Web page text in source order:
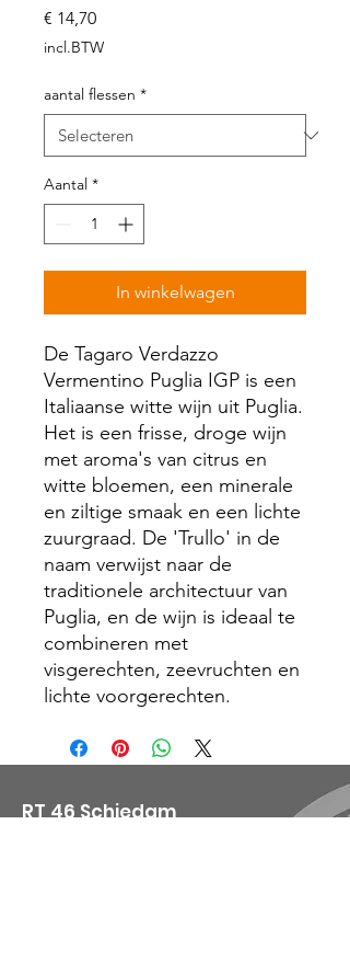
€ 14,70Prijs
incl.BTW
aantal flessen *
Aantal *
In winkelwagen
De Tagaro Verdazzo
Vermentino Puglia IGP is een
Italiaanse witte wijn uit Puglia.
Het is een frisse, droge wijn
met aroma's van citrus en
witte bloemen, een minerale
en ziltige smaak en een lichte
zuurgraad. De 'Trullo' in de
naam verwijst naar de
traditionele architectuur van
Puglia, en de wijn is ideaal te
combineren met
visgerechten, zeevruchten en
lichte voorgerechten.
RT 46 Schiedam